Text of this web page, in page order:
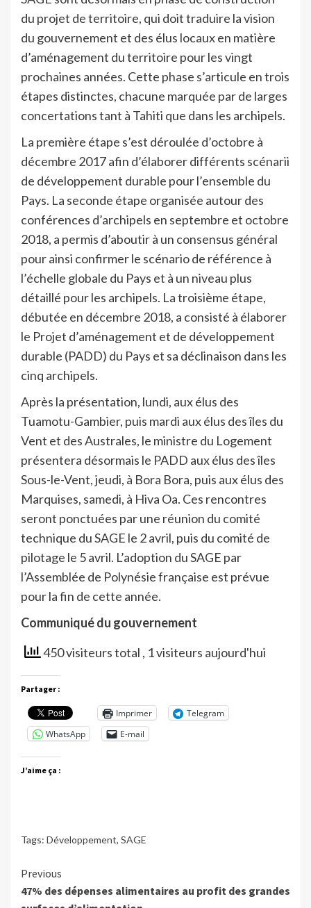
du projet de territoire, qui doit traduire la vision
du gouvernement et des élus locaux en matière
d’aménagement du territoire pour les vingt
prochaines années. Cette phase s’articule en trois
étapes distinctes, chacune marquée par de larges
concertations tant à Tahiti que dans les archipels.
La première étape s’est déroulée d’octobre à
décembre 2017 afin d’élaborer différents scénarii
de développement durable pour l’ensemble du
Pays. La seconde étape organisée autour des
conférences d’archipels en septembre et octobre
2018, a permis d’aboutir à un consensus général
pour ainsi confirmer le scénario de référence à
l’échelle globale du Pays et à un niveau plus
détaillé pour les archipels. La troisième étape,
débutée en décembre 2018, a consisté à élaborer
le Projet d’aménagement et de développement
durable (PADD) du Pays et sa déclinaison dans les
cinq archipels.
Après la présentation, lundi, aux élus des
Tuamotu-Gambier, puis mardi aux élus des îles du
Vent et des Australes, le ministre du Logement
présentera désormais le PADD aux élus des îles
Sous-le-Vent, jeudi, à Bora Bora, puis aux élus des
Marquises, samedi, à Hiva Oa. Ces rencontres
seront ponctuées par une réunion du comité
technique du SAGE le 2 avril, puis du comité de
pilotage le 5 avril. L’adoption du SAGE par
l’Assemblée de Polynésie française est prévue
pour la fin de cette année.
Communiqué du gouvernement
450 visiteurs total , 1 visiteurs aujourd'hui
Partager :
Imprimer
Telegram
WhatsApp
E-mail
J’aime ça :
Tags: Développement, SAGE
Continue
Reading
Previous
47% des dépenses alimentaires au profit des grandes